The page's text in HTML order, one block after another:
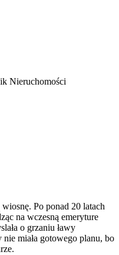
Nieruchomości
Po ponad 20 latach
na wczesną emeryture
o grzaniu ławy
miała gotowego planu, bo